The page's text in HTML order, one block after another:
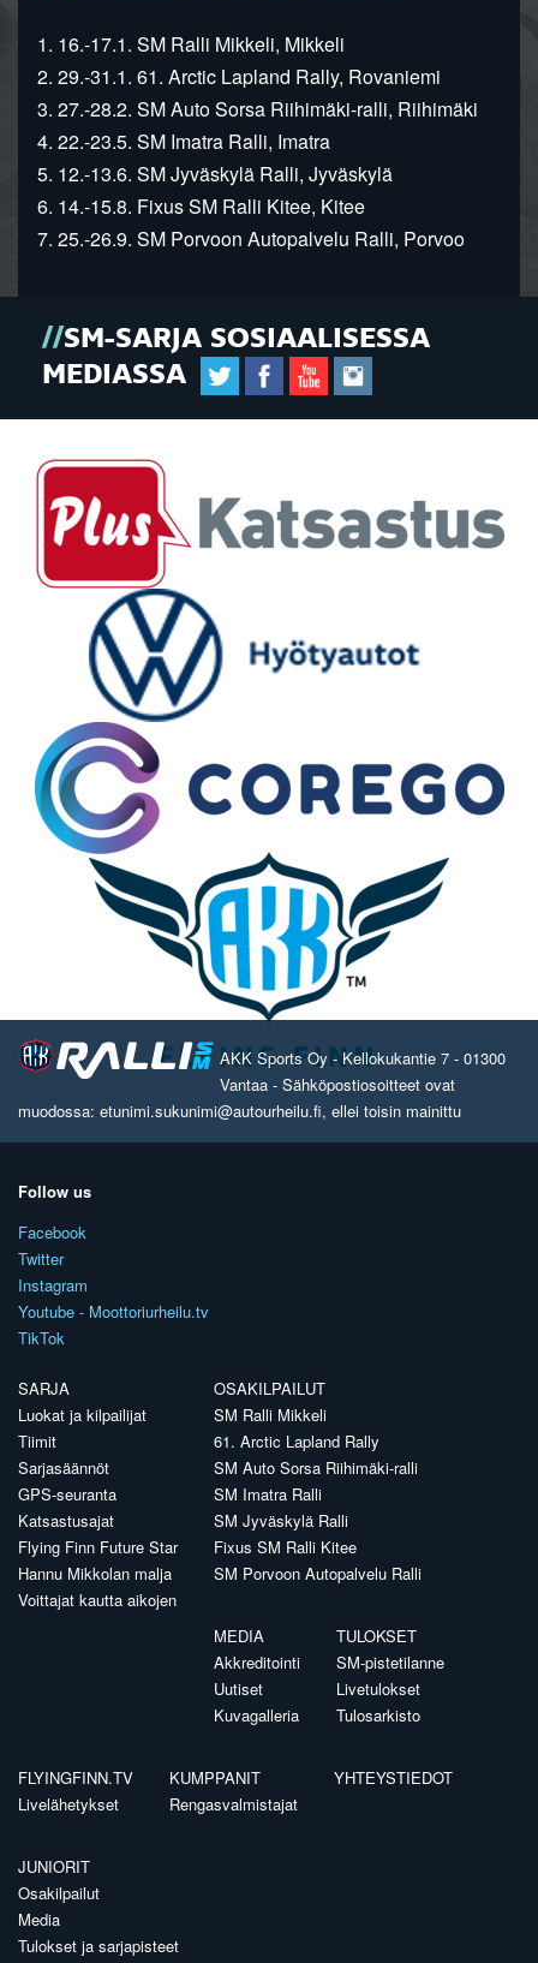
1. 16.-17.1. SM Ralli Mikkeli, Mikkeli
2. 29.-31.1. 61. Arctic Lapland Rally, Rovaniemi
3. 27.-28.2. SM Auto Sorsa Riihimäki-ralli, Riihimäki
4. 22.-23.5. SM Imatra Ralli, Imatra
5. 12.-13.6. SM Jyväskylä Ralli, Jyväskylä
6. 14.-15.8. Fixus SM Ralli Kitee, Kitee
7. 25.-26.9. SM Porvoon Autopalvelu Ralli, Porvoo
SM-SARJA SOSIAALISESSA
MEDIASSA
AKK Sports Oy - Kellokukantie 7 - 01300
Vantaa - Sähköpostiosoitteet ovat
muodossa: etunimi.sukunimi@autourheilu.fi, ellei toisin mainittu
Follow us
Facebook
Twitter
Instagram
Youtube - Moottoriurheilu.tv
TikTok
SARJA
Luokat ja kilpailijat
Tiimit
Sarjasäännöt
GPS-seuranta
Katsastusajat
Flying Finn Future Star
Hannu Mikkolan malja
Voittajat kautta aikojen
OSAKILPAILUT
SM Ralli Mikkeli
61. Arctic Lapland Rally
SM Auto Sorsa Riihimäki-ralli
SM Imatra Ralli
SM Jyväskylä Ralli
Fixus SM Ralli Kitee
SM Porvoon Autopalvelu Ralli
MEDIA
Akkreditointi
Uutiset
Kuvagalleria
TULOKSET
SM-pistetilanne
Livetulokset
Tulosarkisto
FLYINGFINN.TV
Livelähetykset
KUMPPANIT
Rengasvalmistajat
YHTEYSTIEDOT
JUNIORIT
Osakilpailut
Media
Tulokset ja sarjapisteet